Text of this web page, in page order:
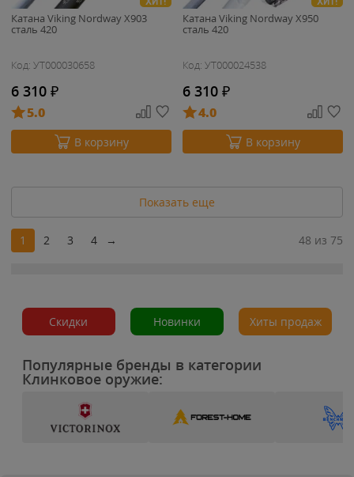
Катана Viking Nordway X903
сталь 420
Код: УТ000030658
6 310 ₽
5.0
В корзину
Катана Viking Nordway X950
сталь 420
Код: УТ000024538
6 310 ₽
4.0
В корзину
Показать еще
1 2 3 4 → 48 из 75
Скидки Новинки Хиты продаж
Популярные бренды в категории
Клинковое оружие: